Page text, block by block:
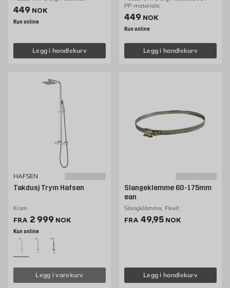
Pris 449 NOK /stk
449 NOK
Kun online
Legg i handlekurv
PP-materiale
Pris 449 NOK /stk
449 NOK
Kun online
Legg i handlekurv
HAFSEN
Takdusj Trym Hafsen
Krom
FRA Pris 2999 NOK /stk
2 999 NOK
Kun online
Legg i varekurv
Slangeklemme 60-175mm
ean
Slangklämma, Flexit
FRA Pris 49.95 NOK /stk
49,95 NOK
Legg i handlekurv